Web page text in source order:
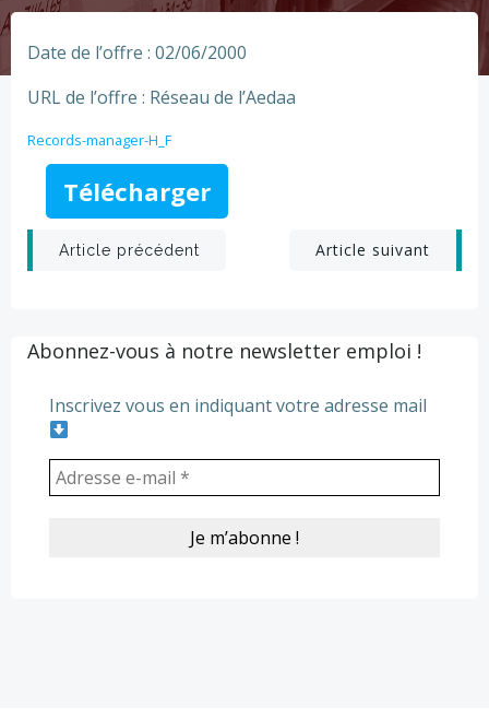
Date de l’offre : 02/06/2000
URL de l’offre : Réseau de l’Aedaa
Records-manager-H_F
Télécharger
Post
Article précédent
PostArticle suivant
Abonnez-vous à notre newsletter emploi !
Inscrivez vous en indiquant votre adresse mail